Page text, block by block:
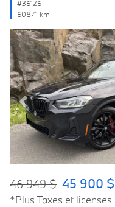
#36126
60871 km
Previous
46 949 $ 45 900
*Plus Taxes et licenses